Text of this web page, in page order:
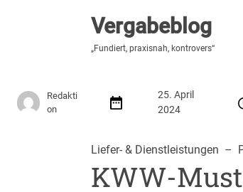
Vergabeblog
„Fundiert, praxisnah, kontrovers“
Vergabeblog
„Hier lesen Sie es zuerst“
Redakti
on
25. April
2024
Liefer- & Dienstleistungen
  –
KWW-